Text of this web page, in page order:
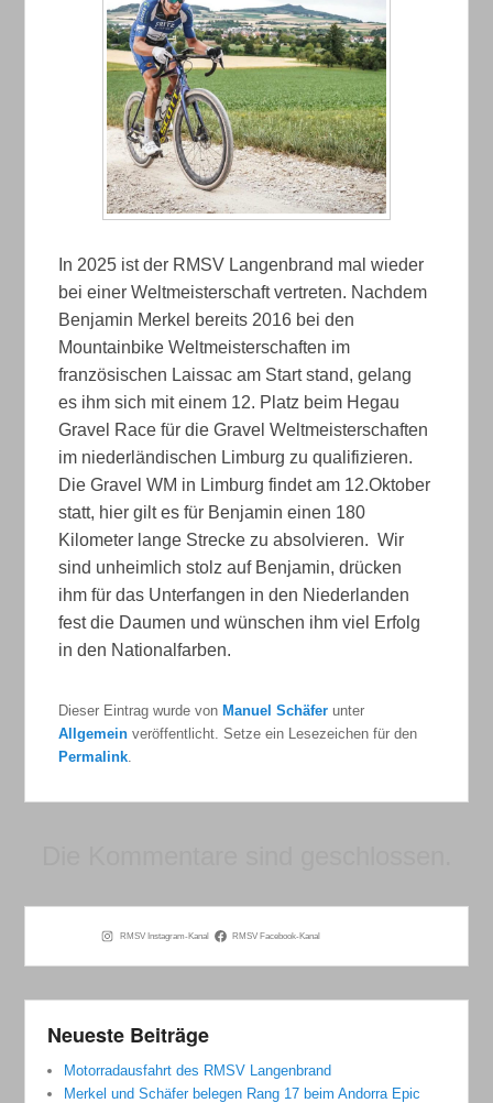
In 2025 ist der RMSV Langenbrand mal wieder
bei einer Weltmeisterschaft vertreten. Nachdem
Benjamin Merkel bereits 2016 bei den
Mountainbike Weltmeisterschaften im
französischen Laissac am Start stand, gelang
es ihm sich mit einem 12. Platz beim Hegau
Gravel Race für die Gravel Weltmeisterschaften
im niederländischen Limburg zu qualifizieren.
Die Gravel WM in Limburg findet am 12.Oktober
statt, hier gilt es für Benjamin einen 180
Kilometer lange Strecke zu absolvieren. Wir
sind unheimlich stolz auf Benjamin, drücken
ihm für das Unterfangen in den Niederlanden
fest die Daumen und wünschen ihm viel Erfolg
in den Nationalfarben.
Dieser Eintrag wurde vonManuel Schäfer unter
Allgemein veröffentlicht. Setze ein Lesezeichen für den
Permalink
RMSV Instagram-Kanal RMSV Facebook-Kanal
Neueste Beiträge
Motorradausfahrt des RMSV Langenbrand
Merkel und Schäfer belegen Rang 17 beim Andorra Epic